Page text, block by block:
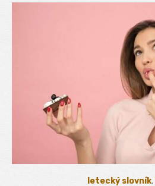
letecký slovník,